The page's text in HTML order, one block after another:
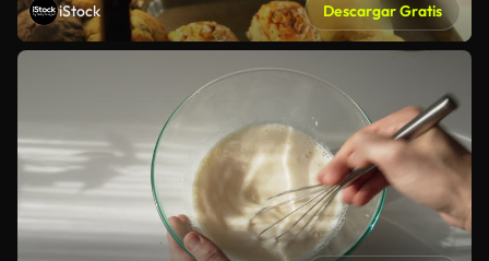
iStock Descargar Gratis